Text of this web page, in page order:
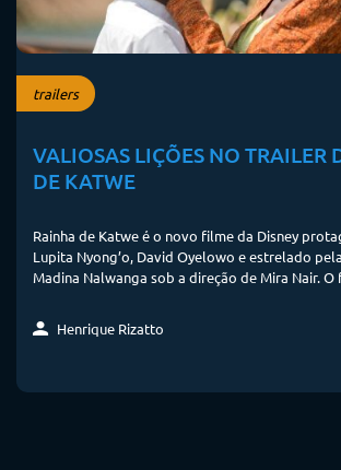
trailers
VALIOSAS LIÇÕES NO TRAILER
DE KATWE
Rainha de Katwe é o novo filme da Disney
Lupita Nyong’o, David Oyelowo e estrelado
Madina Nalwanga sob a direção de Mira Nair. O
Henrique Rizatto